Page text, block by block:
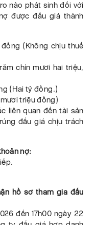
nào phát sinh đối với
được đấu giá thành
(Không chịu thuế
chín mươi hai triệu,
(Hai tỷ đồng.)
triệu đồng)
liên quan đến tài sản
đấu giá chịu trách
nợ:
hồ sơ tham gia đấu
đến 17h00 ngày 22